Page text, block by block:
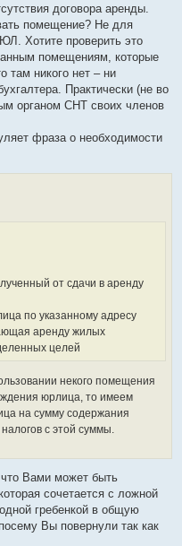
договора аренды.
помещение? Не для
Хотите проверить это
помещениям, которые
там никого нет – ни
Практически (не во
органом СНТ своих членов
фраза о необходимости
от сдачи в аренду
по указанному адресу
аренду жилых
целей
некого помещения
юрлица, то имеем
на сумму содержания
с этой суммы.
Вами может быть
сочетается с ложной
гребенкой в общую
Вы повернули так как